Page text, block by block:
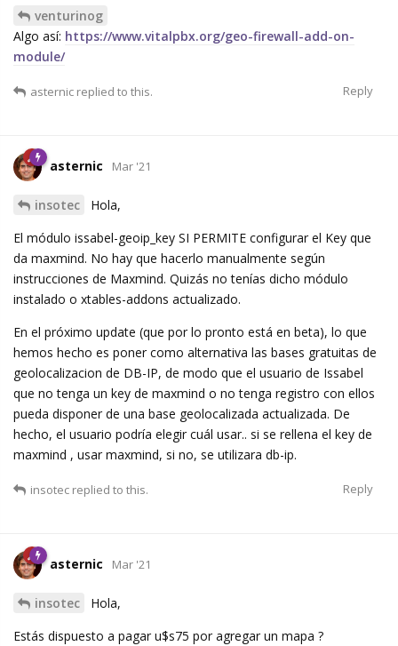
venturinog
Algo así: https://www.vitalpbx.org/geo-firewall-add-on-
module/
Reply
asternic replied to this.
asternic Mar '21
insotec
Hola,
El módulo issabel-geoip_key SI PERMITE configurar el Key que
da maxmind. No hay que hacerlo manualmente según
instrucciones de Maxmind. Quizás no tenías dicho módulo
instalado o xtables-addons actualizado.
En el próximo update (que por lo pronto está en beta), lo que
hemos hecho es poner como alternativa las bases gratuitas de
geolocalizacion de DB-IP, de modo que el usuario de Issabel
que no tenga un key de maxmind o no tenga registro con ellos
pueda disponer de una base geolocalizada actualizada. De
hecho, el usuario podría elegir cuál usar.. si se rellena el key de
maxmind , usar maxmind, si no, se utilizara db-ip.
Reply
insotec replied to this.
asternic Mar '21
insotec
Hola,
Estás dispuesto a pagar u$s75 por agregar un mapa ?